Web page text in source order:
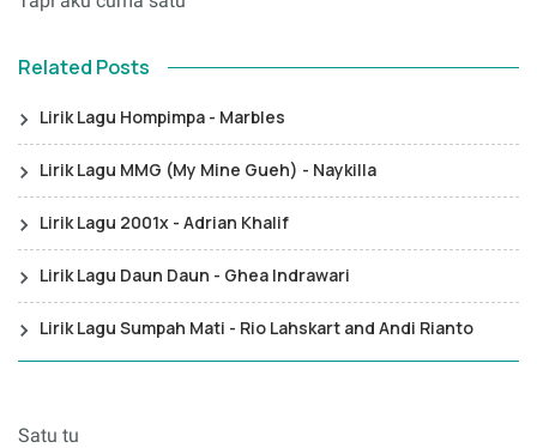
Related Posts
Lirik Lagu Hompimpa - Marbles
Lirik Lagu MMG (My Mine Gueh) - Naykilla
Lirik Lagu 2001x - Adrian Khalif
Lirik Lagu Daun Daun - Ghea Indrawari
Lirik Lagu Sumpah Mati - Rio Lahskart and Andi Rianto
Satu tu